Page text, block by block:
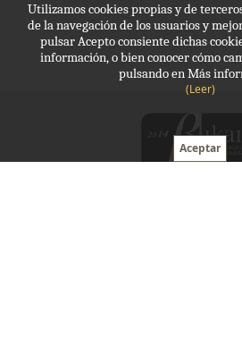
Utilizamos cookies propias y de
de la navegación de los usuarios y
pulsar Acepto consiente dichas
información, o bien conocer cómo
pulsando en Más
(Leer)